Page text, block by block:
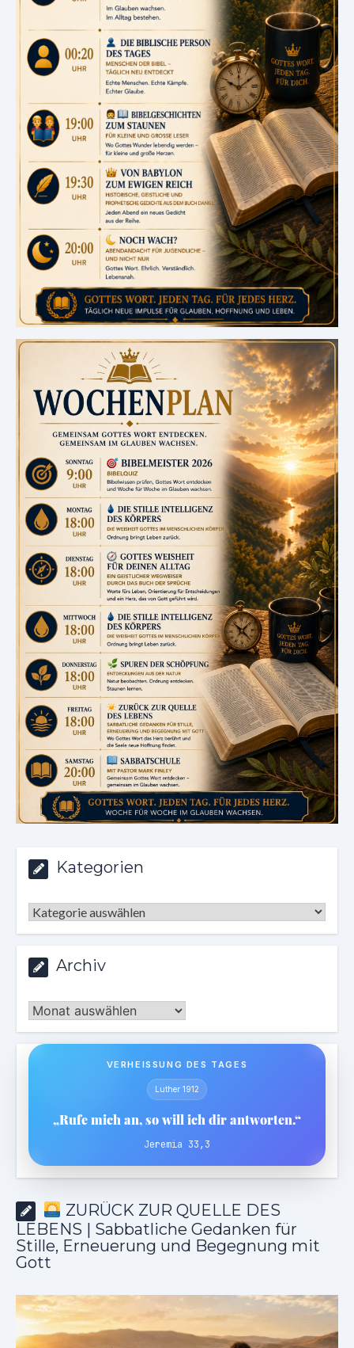
Kategorien
Kategorien
Archiv
Archiv
VERHEISSUNG DES TAGES
Luther 1912
„Rufe mich an, so will ich dir antworten.“
Jeremia 33,3
ZURÜCK ZUR QUELLE DES
LEBENS | Sabbatliche Gedanken für
Stille, Erneuerung und Begegnung mit
Gott